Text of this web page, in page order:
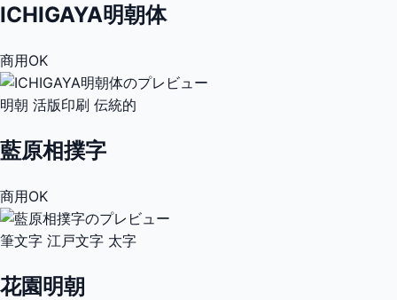
ICHIGAYA明朝体
商用OK
明朝 活版印刷 伝統的
藍原相撲字
商用OK
筆文字 江戸文字 太字
花園明朝